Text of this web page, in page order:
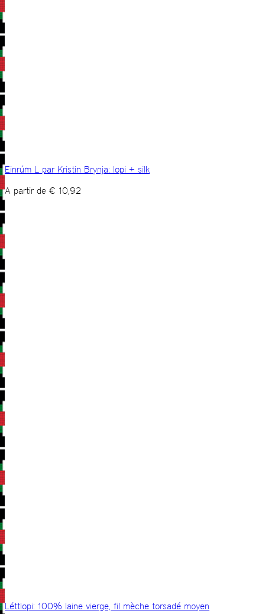
Einrúm L par Kristin Brynja: lopi + silk
A partir de € 10,92
Léttlopi: 100% laine vierge, fil mèche torsadé moyen